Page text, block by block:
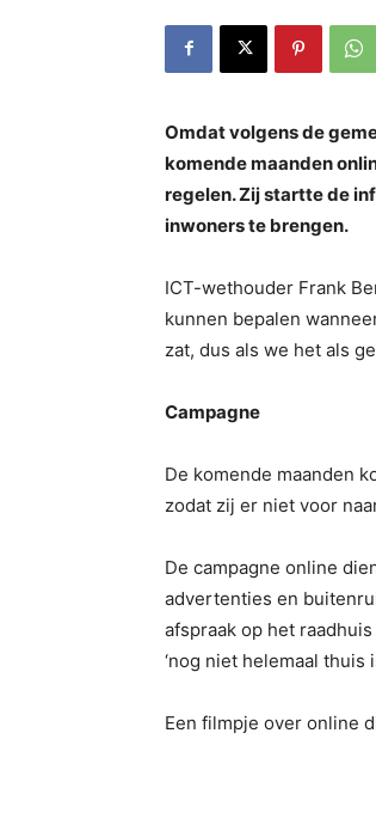
Omdat volgens de
komende maanden
regelen. Zij startte de
inwoners te brengen.
ICT-wethouder Frank
kunnen bepalen
zat, dus als we het als
Campagne
De komende maanden
zodat zij er niet voor
De campagne online
advertenties en
afspraak op het
‘nog niet helemaal thuis
Een filmpje over online